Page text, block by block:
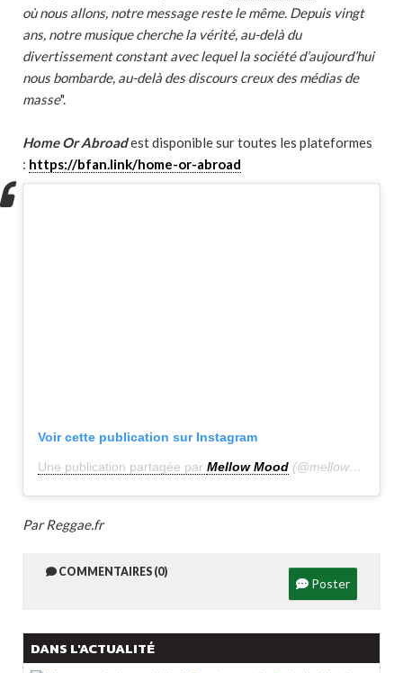
où nous allons, notre message reste le même. Depuis vingt
ans, notre musique cherche la vérité, au-delà du
divertissement constant avec lequel la société d’aujourd’hui
nous bombarde, au-delà des discours creux des médias de
masse".
Home Or Abroadest disponible sur toutes les plateformes
: https://bfan.link/home-or-abroad
Voir cette publication sur Instagram
Une publication partagée par Mellow Mood (@mellowmoodofficial)
Par Reggae.fr
COMMENTAIRES (0)
Poster
DANS L'ACTUALITÉ